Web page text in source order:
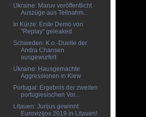
Ukraine: Maruv veröffentlicht
Auszüge aus Teilnahm...
In Kürze: Erste Demo von
"Replay" geleaked
Schweden: K.o.-Duelle der
Andra Chansen
ausgewürfelt
Ukraine: Hausgemachte
Aggressionen in Kiew
Portugal: Ergebnis der zweiten
portugiesischen Vor...
Litauen: Jurijus gewinnt
Eurovizijos 2019 in Litauen!